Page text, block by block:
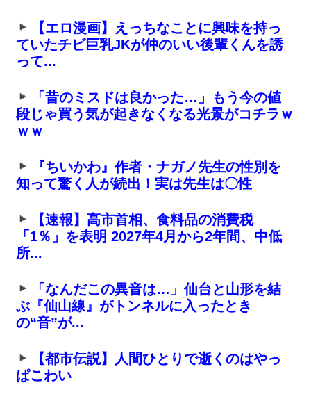
【エロ漫画】えっちなことに興味を持っ
ていたチビ巨乳JKが仲のいい後輩くんを誘
って...
「昔のミスドは良かった…」もう今の値
段じゃ買う気が起きなくなる光景がコチラｗ
ｗｗ
『ちいかわ』作者・ナガノ先生の性別を
知って驚く人が続出！実は先生は〇性
【速報】高市首相、食料品の消費税
「1％」を表明 2027年4月から2年間、中低
所...
「なんだこの異音は…」仙台と山形を結
ぶ『仙山線』がトンネルに入ったとき
の“音”が...
【都市伝説】人間ひとりで逝くのはやっ
ぱこわい